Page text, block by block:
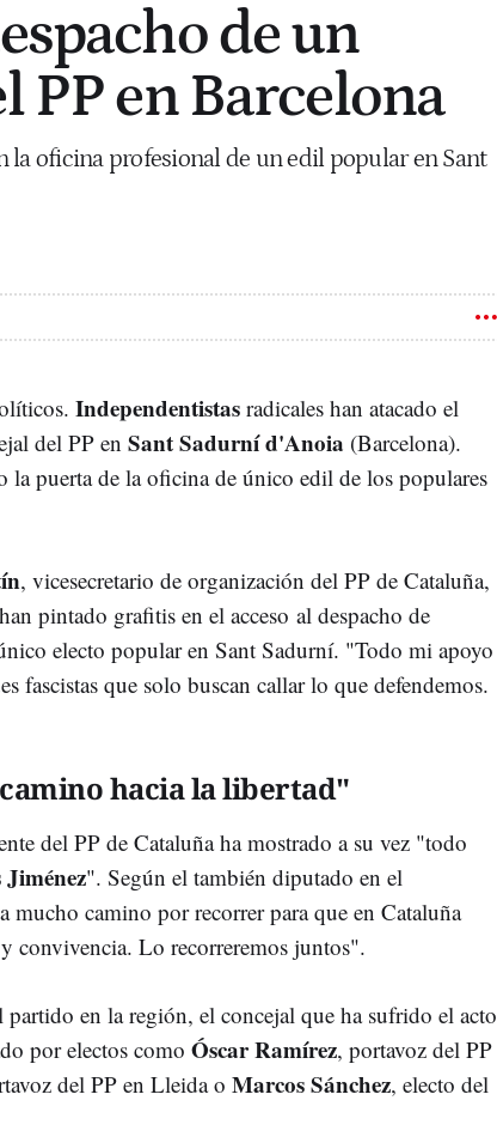
de un
PP en Barcelona
la oficina profesional de un edil popular en Sant
Independentistas radicales han atacado el
del PP en Sant Sadurní d'Anoia (Barcelona).
la puerta de la oficina de único edil de los populares
, vicesecretario de organización del PP de Cataluña,
pintado grafitis en el acceso al despacho de
electo popular en Sant Sadurní. "Todo mi apoyo
fascistas que solo buscan callar lo que defendemos.
hacia la libertad"
del PP de Cataluña ha mostrado a su vez "todo
Jiménez". Según el también diputado en el
mucho camino por recorrer para que en Cataluña
convivencia. Lo recorreremos juntos".
en la región, el concejal que ha sufrido el acto
por electos como Óscar Ramírez, portavoz del PP
del PP en Lleida o Marcos Sánchez, electo del